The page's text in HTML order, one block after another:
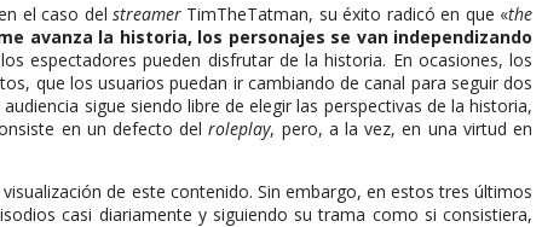
el caso delstreamer TimTheTatman, su éxito radicó en que «the
avanza la historia, los personajes se van independizando
espectadores pueden disfrutar de la historia. En ocasiones, los
que los usuarios puedan ir cambiando de canal para seguir dos
sigue siendo libre de elegir las perspectivas de la historia,
en un defecto delroleplay, pero, a la vez, en una virtud en
de este contenido. Sin embargo, en estos tres últimos
casi diariamente y siguiendo su trama como si consistiera,